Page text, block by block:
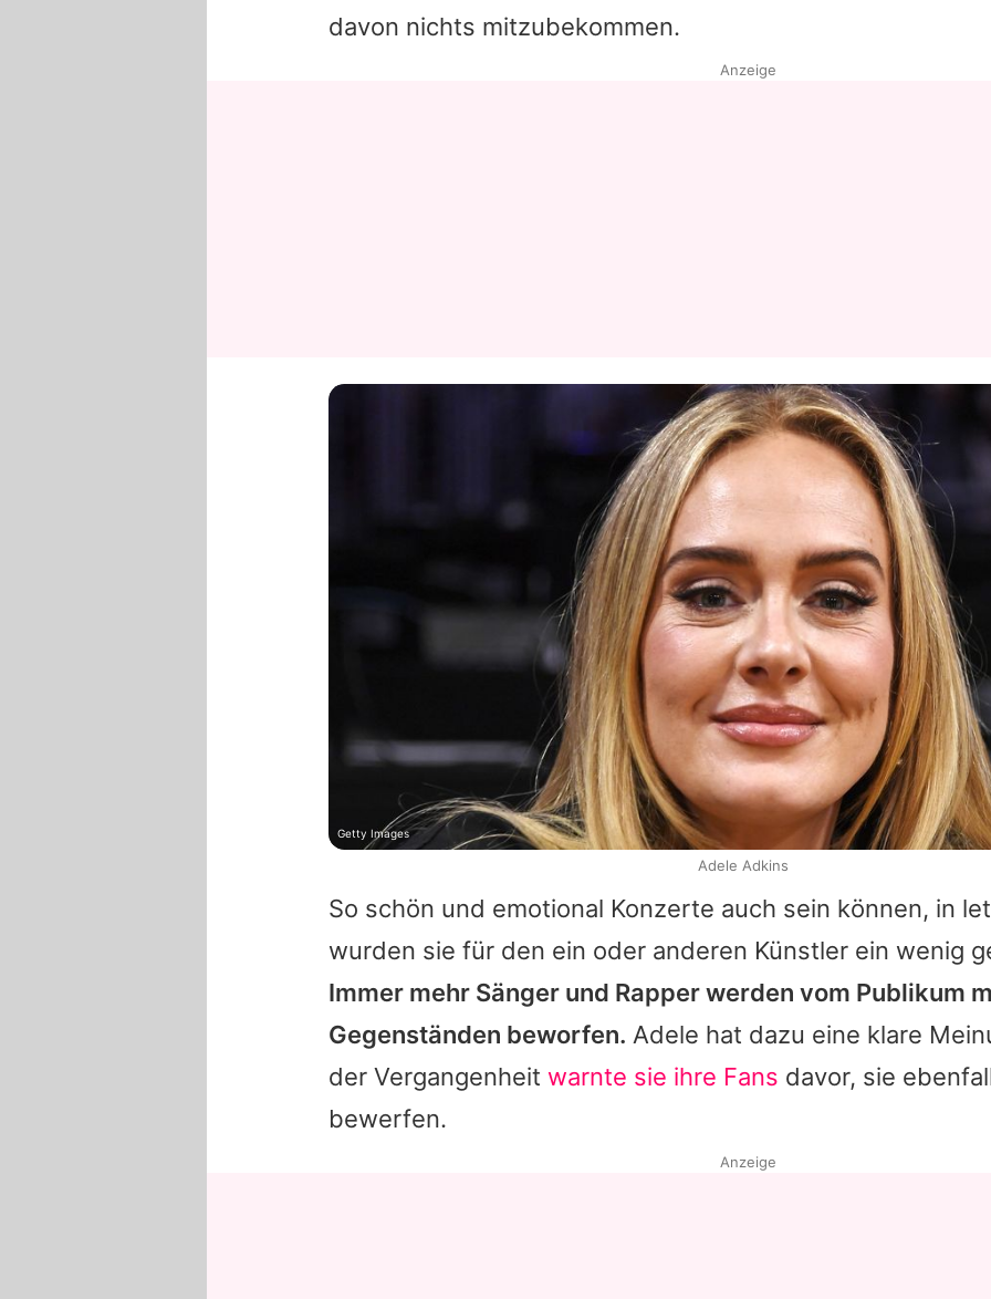
davon nichts mitzubekommen.
So schön und emotional Konzerte auch sein können, in
wurden sie für den ein oder anderen Künstler ein wenig
Immer mehr Sänger und Rapper werden vom Publikum
Gegenständen beworfen. Adele hat dazu eine klare
der Vergangenheit warnte sie ihre Fans davor, sie
bewerfen.
Anzeige
Getty Images
Adele Adkins
Anzeige